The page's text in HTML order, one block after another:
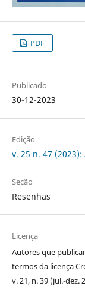
PDF
Publicado
30-12-2023
Edição
v. 25 n. 47
Seção
Resenhas
Licença
Autores que
termos da licença
v. 21, n. 39 (jul.-dez.